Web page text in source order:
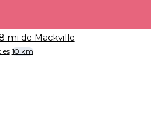
mi de Mackville
10 km